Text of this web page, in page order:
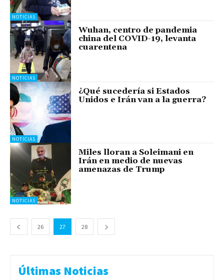
NOTICIAS
NOTICIAS
Wuhan, centro de pandemia
china del COVID-19, levanta
cuarentena
NOTICIAS
¿Qué sucedería si Estados
Unidos e Irán van a la guerra?
NOTICIAS
Miles lloran a Soleimani en
Irán en medio de nuevas
amenazas de Trump
26 27 28
Últimas Noticias